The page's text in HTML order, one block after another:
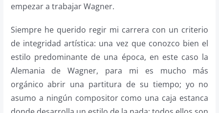
empezar a trabajar Wagner.
Siempre he querido regir mi carrera con un criterio
de integridad artística: una vez que conozco bien el
estilo predominante de una época, en este caso la
Alemania de Wagner, para mi es mucho más
orgánico abrir una partitura de su tiempo; yo no
asumo a ningún compositor como una caja estanca